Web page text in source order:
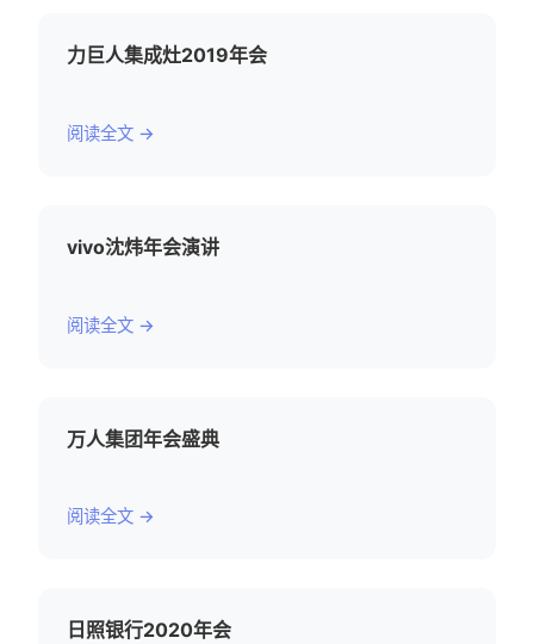
力巨人集成灶2019年会
阅读全文 →
vivo沈炜年会演讲
阅读全文 →
万人集团年会盛典
阅读全文 →
日照银行2020年会